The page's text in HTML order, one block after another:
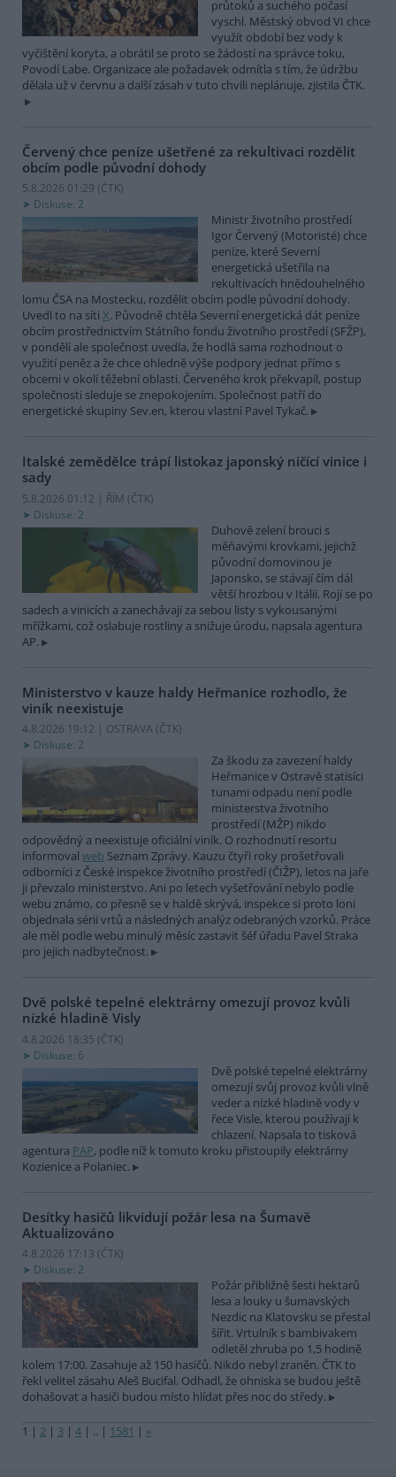
průtoků a suchého počasí
vyschl. Městský obvod VI chce
využít období bez vody k
vyčištění koryta, a obrátil se proto se žádostí na správce toku,
Povodí Labe. Organizace ale požadavek odmítla s tím, že údržbu
dělala už v červnu a další zásah v tuto chvíli neplánuje, zjistila ČTK.
Červený chce peníze ušetřené za rekultivaci rozdělit
obcím podle původní dohody
5.8.2026 01:29 (ČTK)
Diskuse: 2
Ministr životního prostředí
Igor Červený (Motoristé) chce
peníze, které Severní
energetická ušetřila na
rekultivacích hnědouhelného
lomu ČSA na Mostecku, rozdělit obcím podle původní dohody.
Uvedl to na síti X. Původně chtěla Severní energetická dát peníze
obcím prostřednictvím Státního fondu životního prostředí (SFŽP),
v pondělí ale společnost uvedla, že hodlá sama rozhodnout o
využití peněz a že chce ohledně výše podpory jednat přímo s
obcemi v okolí těžební oblasti. Červeného krok překvapil, postup
společnosti sleduje se znepokojením. Společnost patří do
energetické skupiny Sev.en, kterou vlastní Pavel Tykač.
Italské zemědělce trápí listokaz japonský ničící vinice i
sady
5.8.2026 01:12 | ŘÍM (ČTK)
Diskuse: 2
Duhově zelení brouci s
měňavými krovkami, jejichž
původní domovinou je
Japonsko, se stávají čím dál
větší hrozbou v Itálii. Rojí se po
sadech a vinicích a zanechávají za sebou listy s vykousanými
mřížkami, což oslabuje rostliny a snižuje úrodu, napsala agentura
AP.
Ministerstvo v kauze haldy Heřmanice rozhodlo, že
viník neexistuje
4.8.2026 19:12 | OSTRAVA (ČTK)
Diskuse: 2
Za škodu za zavezení haldy
Heřmanice v Ostravě statisíci
tunami odpadu není podle
ministerstva životního
prostředí (MŽP) nikdo
odpovědný a neexistuje oficiální viník. O rozhodnutí resortu
informoval web Seznam Zprávy. Kauzu čtyři roky prošetřovali
odborníci z České inspekce životního prostředí (ČIŽP), letos na jaře
ji převzalo ministerstvo. Ani po letech vyšetřování nebylo podle
webu známo, co přesně se v haldě skrývá, inspekce si proto loni
objednala sérii vrtů a následných analýz odebraných vzorků. Práce
ale měl podle webu minulý měsíc zastavit šéf úřadu Pavel Straka
pro jejich nadbytečnost.
Dvě polské tepelné elektrárny omezují provoz kvůli
nízké hladině Visly
4.8.2026 18:35 (ČTK)
Diskuse: 6
Dvě polské tepelné elektrárny
omezují svůj provoz kvůli vlně
veder a nízké hladině vody v
řece Visle, kterou používají k
chlazení. Napsala to tisková
agentura PAP, podle níž k tomuto kroku přistoupily elektrárny
Kozienice a Polaniec.
Desítky hasičů likvidují požár lesa na Šumavě
Aktualizováno
4.8.2026 17:13 (ČTK)
Diskuse: 2
Požár přibližně šesti hektarů
lesa a louky u šumavských
Nezdic na Klatovsku se přestal
šířit. Vrtulník s bambivakem
odletěl zhruba po 1,5 hodině
kolem 17:00. Zasahuje až 150 hasičů. Nikdo nebyl zraněn. ČTK to
řekl velitel zásahu Aleš Bucifal. Odhadl, že ohniska se budou ještě
dohašovat a hasiči budou místo hlídat přes noc do středy.
1 | 2 | 3 | 4 | .. | 1581 | »